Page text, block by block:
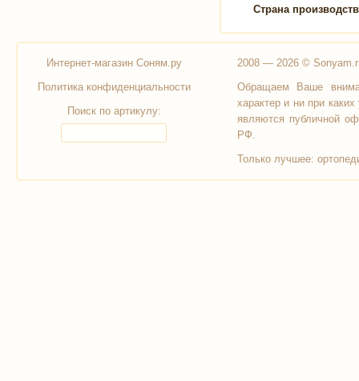
Страна
Интернет-магазин Соням.ру
Политика конфиденциальности
Поиск по артикулу:
2008 — 2026 ©
Обращаем Ваше
характер и ни при
являются публичной
РФ.
Только лучшее: